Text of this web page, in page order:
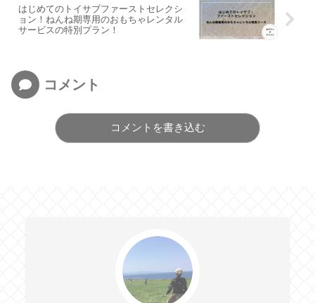
はじめてのトイサブファーストセレクシ
ョン！ねんね期専用のおもちゃレンタル
サービスの特別プラン！
コメント
コメントを書き込む